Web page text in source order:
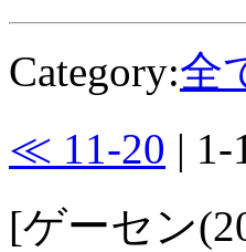
Category:全
≪ 11-20 | 1-
[ゲーセン